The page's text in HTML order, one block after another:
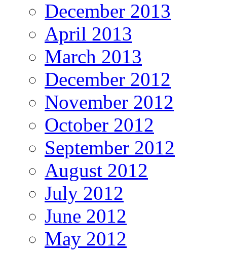
December 2013
April 2013
March 2013
December 2012
November 2012
October 2012
September 2012
August 2012
July 2012
June 2012
May 2012